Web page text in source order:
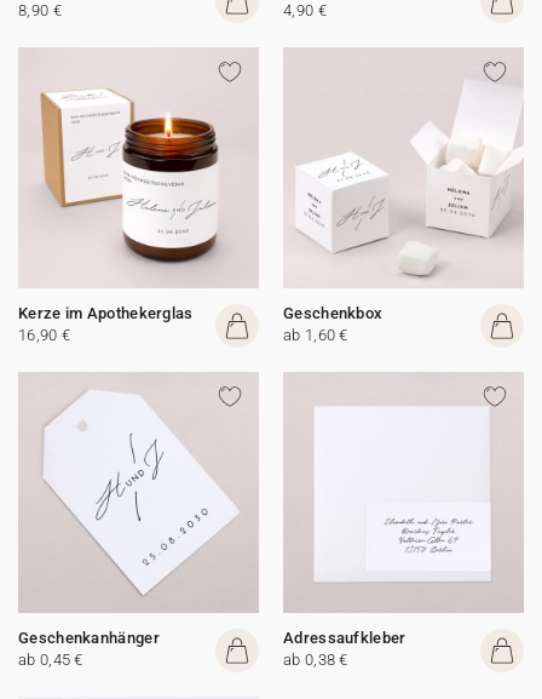
8,90 €
4,90 €
Kerze im Apothekerglas
16,90 €
Geschenkbox
ab 1,60 €
Geschenkanhänger
ab 0,45 €
Adressaufkleber
ab 0,38 €